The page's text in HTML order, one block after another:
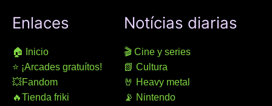
Enlaces
🏠 Inicio
⭐ ¡Arcades gratuítos!
💥Fandom
🔥Tienda friki
Notícias diarias
🎬 Cine y series
📗 Cultura
🤘 Heavy metal
📡 Nintendo